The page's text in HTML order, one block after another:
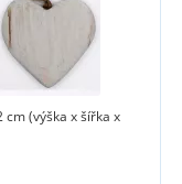
(výška x šířka x